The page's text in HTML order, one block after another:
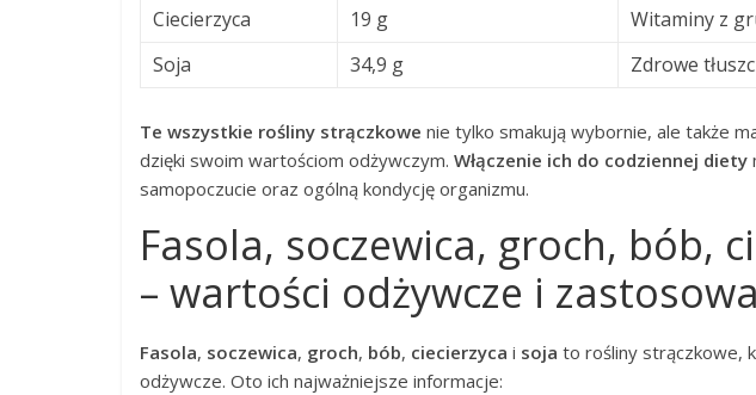
Ciecierzyca
19 g
Witaminy z
Soja
34,9 g Zdrowe
Te wszystkie rośliny strączkowe nie tylko smakują wybornie, ale także
dzięki swoim wartościom odżywczym. Włączenie ich do codziennej diety
samopoczucie oraz ogólną kondycję organizmu.
Fasola, soczewica, groch, bób,
– wartości odżywcze i
Fasola, soczewica, groch, bób, ciecierzyca i soja to rośliny strączkowe,
odżywcze. Oto ich najważniejsze informacje: